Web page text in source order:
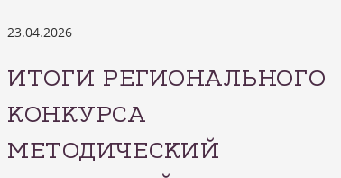
23.04.2026
ИТОГИ РЕГИОНАЛЬНОГО
КОНКУРСА
МЕТОДИЧЕСКИЙ